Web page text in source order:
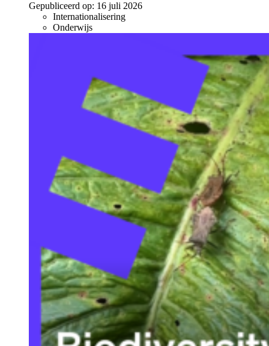
Gepubliceerd op: 16 juli 2026
Internationalisering
Onderwijs